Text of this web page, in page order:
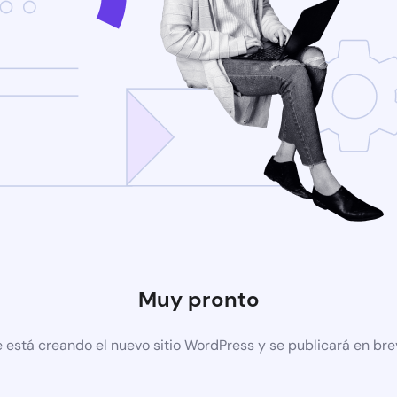
Muy pronto
está creando el nuevo sitio WordPress y se publicará en